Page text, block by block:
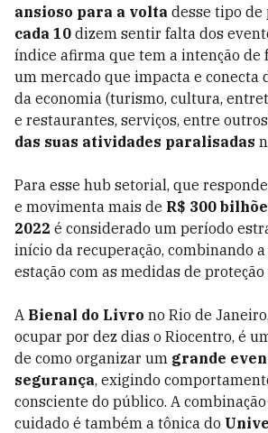
ansioso para a volta desse tipo de
cada 10 dizem sentir falta dos
índice afirma que tem a intenção de
um mercado que impacta e conecta
da economia (turismo, cultura,
e restaurantes, serviços, entre
das suas atividades paralisadas
Para esse hub setorial, que
e movimenta mais de R$ 300
2022 é considerado um período
início da recuperação, combinando
estação com as medidas de
A Bienal do Livro no Rio de
ocupar por dez dias o Riocentro, é
de como organizar um grande
segurança, exigindo
consciente do público. A
cuidado é também a tônica do